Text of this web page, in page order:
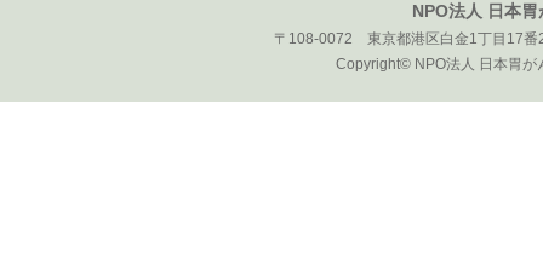
NPO法人 日本
〒108-0072 東京都港区白金1丁目17
Copyright© NPO法人 日本胃が